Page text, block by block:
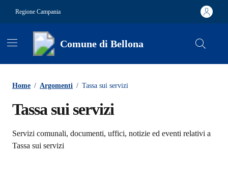
Regione Campania
Comune di Bellona
Home / Argomenti / Tassa sui servizi
Tassa sui servizi
Dettagli dell'argomento
Servizi comunali, documenti, uffici, notizie ed eventi relativi a
Tassa sui servizi